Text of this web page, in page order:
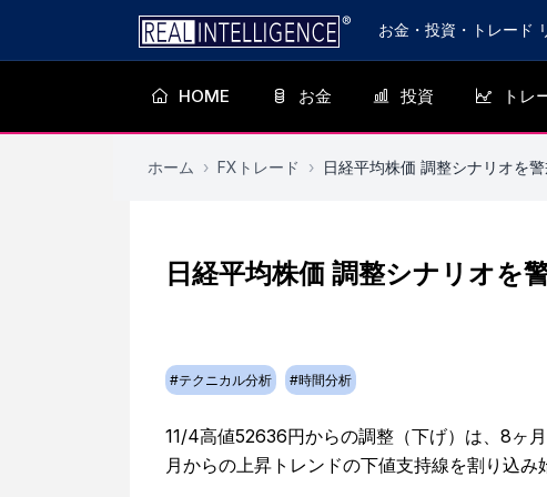
お金・投資・トレード
HOME お金 投資 トレ
ホーム › FXトレード › 日経平均株価 調整シナリオを
日経平均株価 調整シナリオを
#テクニカル分析 #時間分析
11/4高値52636円からの調整（下げ）は、8ヶ
月からの上昇トレンドの下値支持線を割り込み